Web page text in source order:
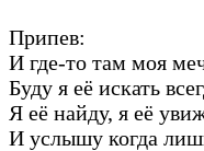
Припев:
И где-то там моя
Буду я её искать
Я её найду, я её
И услышу когда